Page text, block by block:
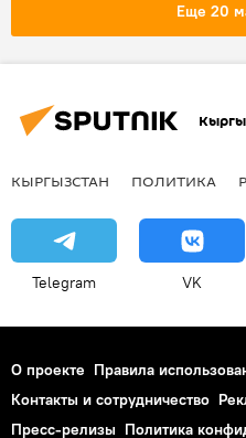
Еще 20
КЫРГЫЗСТАН ПОЛИТИКА
Telegram VK
О проекте Правила
Контакты и сотрудничество
Пресс-релизы Политика